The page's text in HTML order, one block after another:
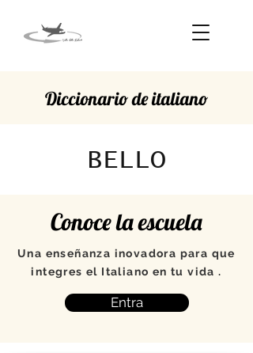
Diccionario de italiano
BELLO
Conoce la escuela
Una enseñanza inovadora para que
integres el Italiano en tu vida .
Entra